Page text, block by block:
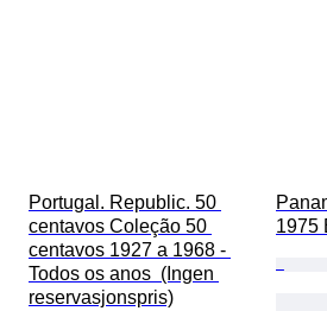
Portugal. Republic. 50
centavos Coleção 50
centavos 1927 a 1968 -
Todos os anos  (Ingen
reservasjonspris)
1975